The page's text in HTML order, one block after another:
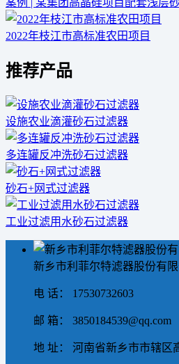
案例 | 某集团高晶硅项目配套浅层
2022年枝江市高标准农田项目
推荐产品
设施农业滴灌砂石过滤器
多连罐反冲洗砂石过滤器
砂石+网式过滤器
工业过滤用水砂石过滤器
新乡市利菲尔特滤器股份有限
电 话： 17530732603
邮 箱： 3850184539@qq.com
地 址： 河南省新乡市市辖区